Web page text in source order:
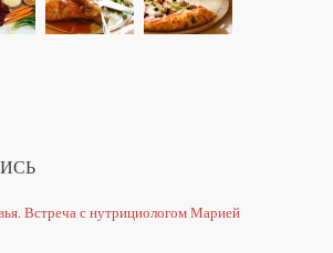
Встреча с нутрициологом Марией